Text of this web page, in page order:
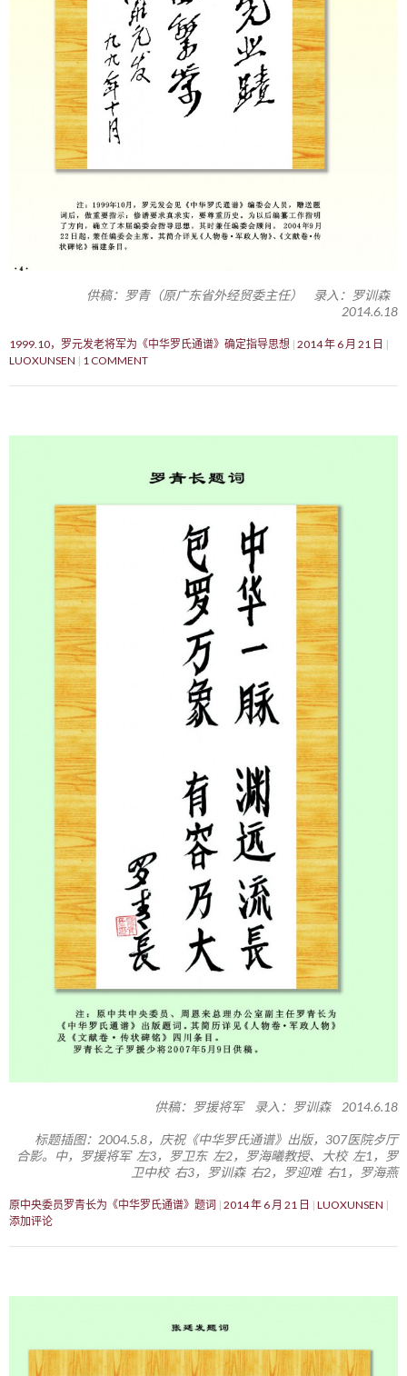
供稿：罗青（原广东省外经贸委主任） 录入：罗训森
2014.6.18
1999.10，罗元发老将军为《中华罗氏通谱》确定指导思想 2014 年 6 月 21 日
LUOXUNSEN
1 COMMENT
供稿：罗援将军 录入：罗训森 2014.6.18
标题插图：2004.5.8，庆祝《中华罗氏通谱》出版，307医院歺厅
合影。中，罗援将军 左3，罗卫东 左2，罗海曦教授、大校 左1，罗
卫中校 右3，罗训森 右2，罗迎难 右1，罗海燕
原中央委员罗青长为《中华罗氏通谱》题词 2014 年 6 月 21 日
LUOXUNSEN
添加评论